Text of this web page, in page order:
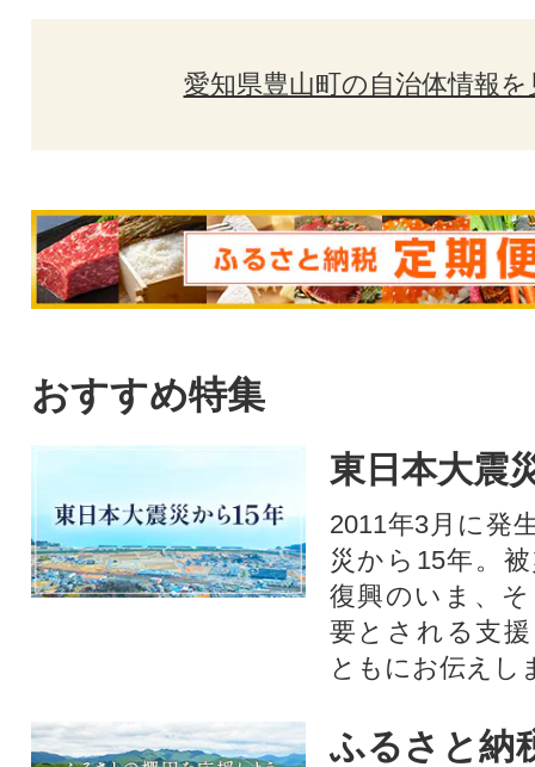
愛知県豊山町の自治体情報を
おすすめ特集
東日本大震
2011年3月に発
災から15年。
復興のいま、
要とされる支
ともにお伝えし
ふるさと納